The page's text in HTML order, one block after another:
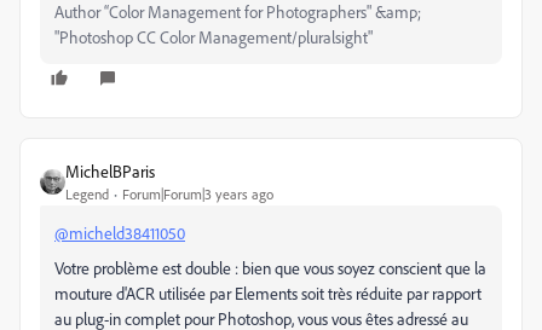
Author “Color Management for Photographers" &amp;
"Photoshop CC Color Management/pluralsight"
MichelBParis
Legend Forum|Forum|3 years ago
@micheld38411050
Votre problème est double : bien que vous soyez conscient que la
mouture d'ACR utilisée par Elements soit très réduite par rapport
au plug-in complet pour Photoshop, vous vous êtes adressé au